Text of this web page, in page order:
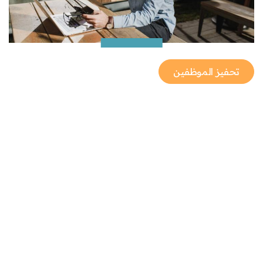
تحفيز الموظفين